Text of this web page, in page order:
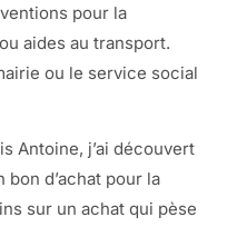
pour la
aides au transport.
ou le service social
Antoine, j’ai découvert
d’achat pour la
sur un achat qui pèse